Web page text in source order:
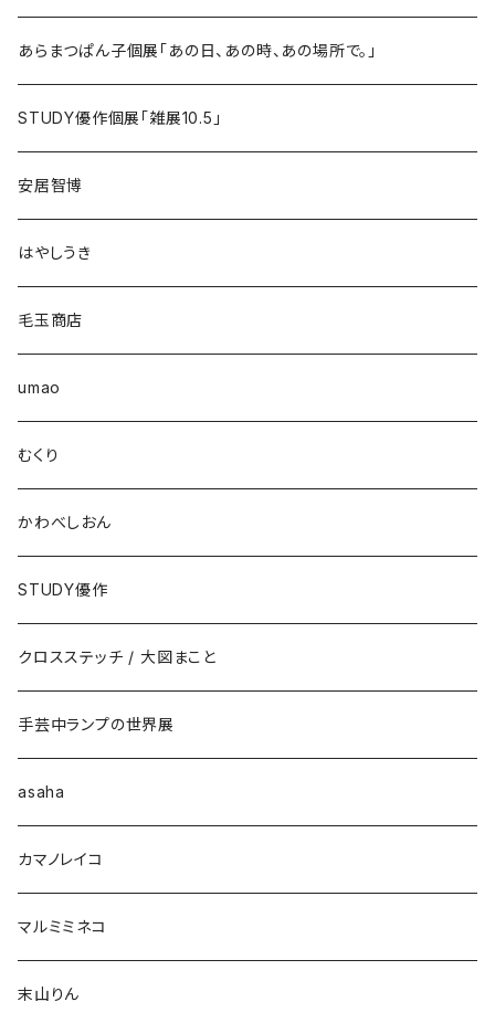
あらまつぱん子個展「あの日、あの時、あの場所で。」
STUDY優作個展「雑展10.5」
安居智博
はやしうき
毛玉商店
umao
むくり
かわべしおん
STUDY優作
クロスステッチ / 大図まこと
手芸中ランプの世界展
asaha
カマノレイコ
マルミミネコ
末山りん